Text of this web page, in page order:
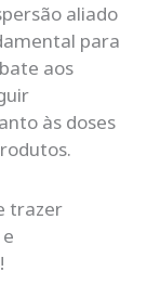
aliado
para
aos
às doses
trazer